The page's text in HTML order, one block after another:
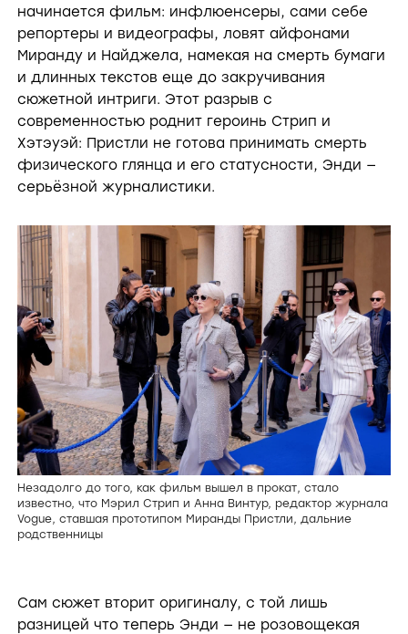
начинается фильм: инфлюенсеры, сами себе
репортеры и видеографы, ловят айфонами
Миранду и Найджела, намекая на смерть бумаги
и длинных текстов еще до закручивания
сюжетной интриги. Этот разрыв с
современностью роднит героинь Стрип и
Хэтэуэй: Пристли не готова принимать смерть
физического глянца и его статусности, Энди —
серьёзной журналистики.
Незадолго до того, как фильм вышел в прокат, стало
известно, что Мэрил Стрип и Анна Винтур, редактор журнала
Vogue, ставшая прототипом Миранды Пристли, дальние
родственницы
Сам сюжет вторит оригиналу, с той лишь
разницей что теперь Энди — не розовощекая